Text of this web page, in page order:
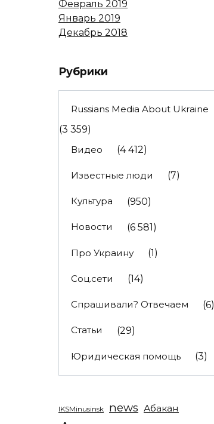
Февраль 2019
Январь 2019
Декабрь 2018
Рубрики
Russians Media About Ukraine
(3 359)
Видео
(4 412)
Известные люди (7)
Культура (950)
Новости (6 581)
Про Украину (1)
Соц.сети (14)
Спрашивали? Отвечаем (6)
Статьи (29)
Юридическая помощь (3)
IKSMinusinsk news Абакан